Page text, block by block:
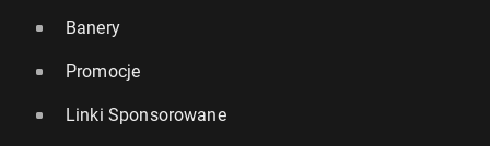
Banery
Promocje
Linki Sponsorowane